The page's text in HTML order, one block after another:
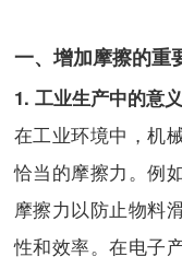
一、增加摩擦的重
1. 工业生产中的意义
在工业环境中，机
恰当的摩擦力。例
摩擦力以防止物料
性和效率。在电子